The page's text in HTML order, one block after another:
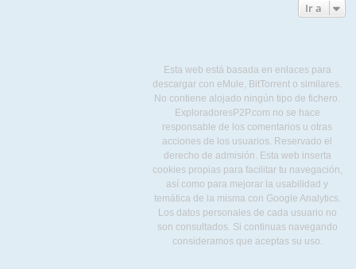
Ir a
Esta web está basada en enlaces para
descargar con eMule, BitTorrent o similares.
No contiene alojado ningún tipo de fichero.
ExploradoresP2P.com no se hace
responsable de los comentarios u otras
acciones de los usuarios. Reservado el
derecho de admisión. Esta web inserta
cookies propias para facilitar tu navegación,
así como para mejorar la usabilidad y
temática de la misma con Google Analytics.
Los datos personales de cada usuario no
son consultados. Si continuas navegando
consideramos que aceptas su uso.